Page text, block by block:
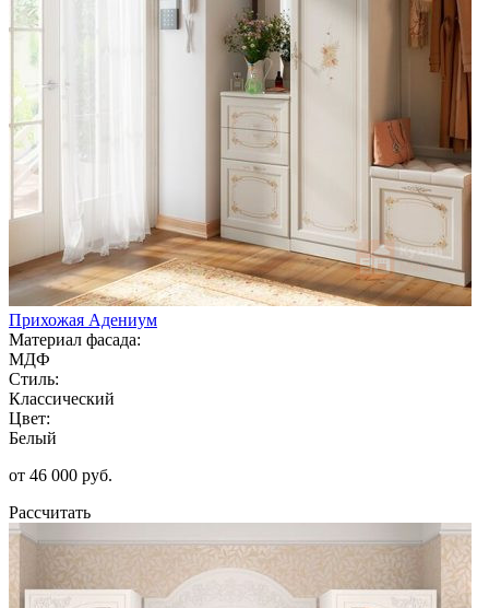
Прихожая Адениум
Материал фасада:
МДФ
Стиль:
Классический
Цвет:
Белый
от 46 000 руб.
Рассчитать